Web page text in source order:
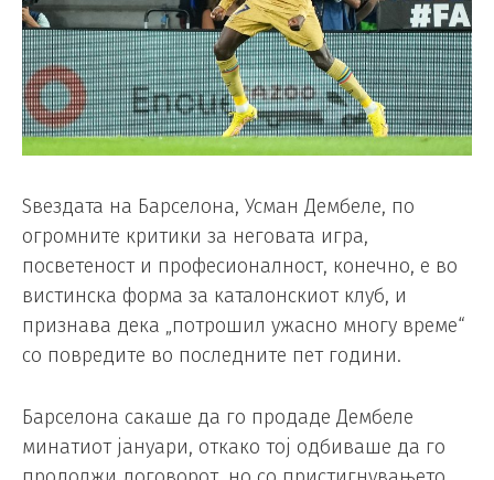
Ѕвездата на Барселона, Усман Дембеле, по
огромните критики за неговата игра,
посветеност и професионалност, конечно, е во
вистинска форма за каталонскиот клуб, и
признава дека „потрошил ужасно многу време“
со повредите во последните пет години.
Барселона сакаше да го продаде Дембеле
минатиот јануари, откако тој одбиваше да го